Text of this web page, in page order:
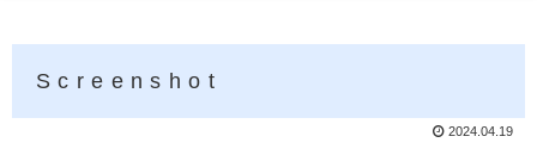
Screenshot
2024.04.19